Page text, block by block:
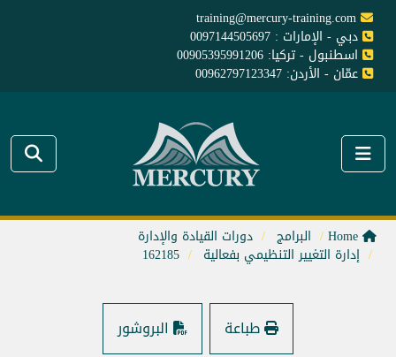
training@mercury-training.com
دبي - الإمارات : 0097144505697
اسطنبول - تركيا: 00905395991206
عمّان - الأردن: 00962797123347
البرامج دورات القيادة والإدارة
إدارة التغيير التنظيمي بفعالية 162185
طباعة البروشور